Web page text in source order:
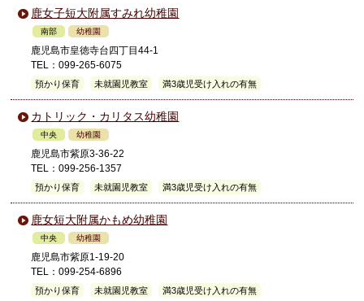
鹿女子短大附属すみれ幼稚園
南部 幼稚園
鹿児島市皇徳寺台四丁目44-1
TEL：099-265-6075
預かり保育 未就園児教室 満3歳児受け入れの有無
カトリック・カリタス幼稚園
中央 幼稚園
鹿児島市紫原3-36-22
TEL：099-256-1357
預かり保育 未就園児教室 満3歳児受け入れの有無
鹿女短大附属かもめ幼稚園
中央 幼稚園
鹿児島市紫原1-19-20
TEL：099-254-6896
預かり保育 未就園児教室 満3歳児受け入れの有無